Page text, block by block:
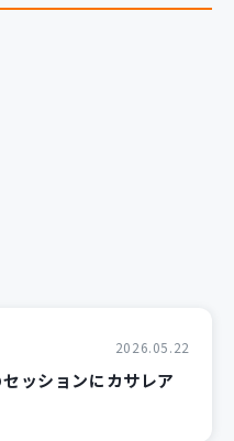
2026.05.22
ッションにカサレア